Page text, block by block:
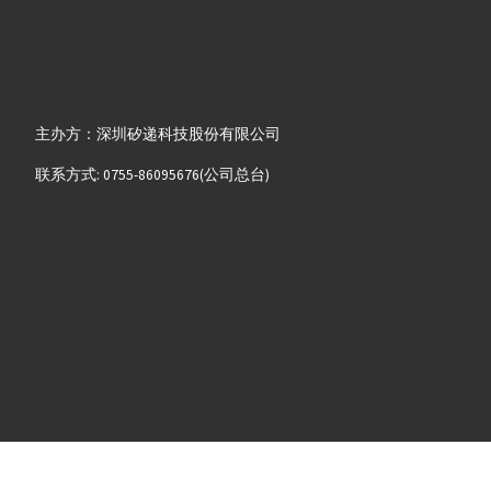
主办方：深圳矽递科技股份有限公司
联系方式: 0755-86095676(公司总台)